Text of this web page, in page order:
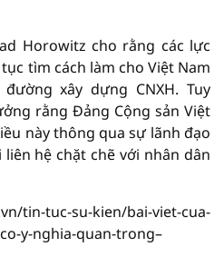
Horowitz cho rằng các lực
tìm cách làm cho Việt Nam
xây dựng CNXH. Tuy
rằng Đảng Cộng sản Việt
này thông qua sự lãnh đạo
hệ chặt chẽ với nhân dân
tin-tuc-su-kien/bai-viet-cua-
y-nghia-quan-trong–